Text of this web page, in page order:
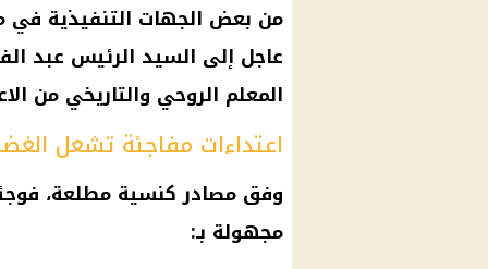
من بعض الجهات التنفيذية في
عاجل إلى السيد الرئيس عبد
المعلم الروحي والتاريخي من
اعتداءات مفاجئة تشعل
وفق مصادر كنسية مطلعة،
مجهولة بـ: